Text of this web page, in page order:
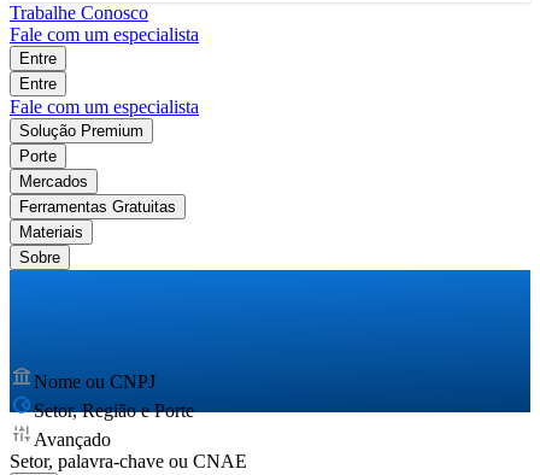
Trabalhe Conosco
Fale com um especialista
Entre
Entre
Fale com um especialista
Solução Premium
Porte
Mercados
Ferramentas Gratuitas
Materiais
Sobre
Nome ou CNPJ
Setor, Região e Porte
Avançado
Setor, palavra-chave ou CNAE